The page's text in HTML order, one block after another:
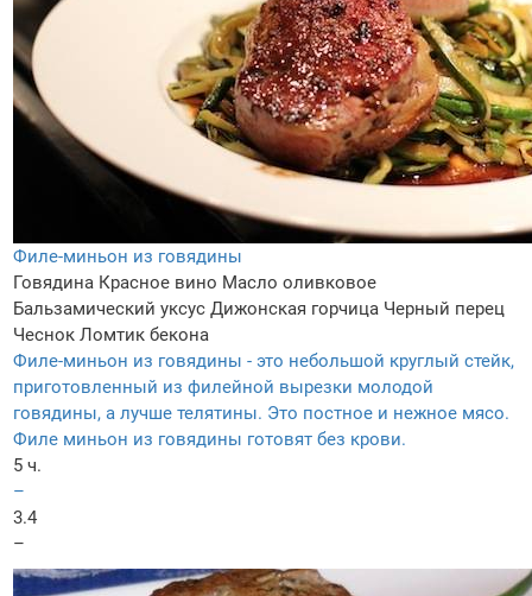
Филе-миньон из говядины
Говядина Красное вино Масло оливковое
Бальзамический уксус Дижонская горчица Черный перец
Чеснок Ломтик бекона
Филе-миньон из говядины - это небольшой круглый стейк,
приготовленный из филейной вырезки молодой
говядины, а лучше телятины. Это постное и нежное мясо.
Филе миньон из говядины готовят без крови.
5 ч.
–
3.4
–